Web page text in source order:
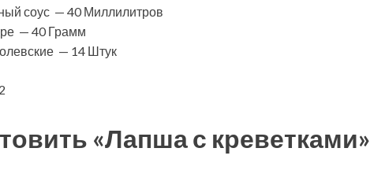
соус — 40 Миллилитров
— 40 Грамм
— 14 Штук
«Лапша с креветками»